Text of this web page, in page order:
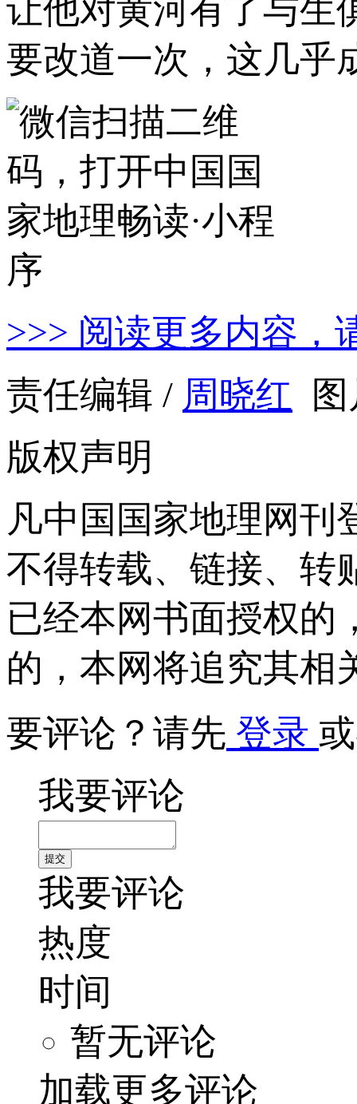
让他对黄河有了与生
要改道一次，这几乎
>>> 阅读更多内容，
责任编辑 / 周晓红
版权声明
凡中国国家地理网刊
不得转载、链接、转
已经本网书面授权的
的，本网将追究其相
要评论？请先 登录
我要评论
我要评论
热度
时间
暂无评论
加载更多评论